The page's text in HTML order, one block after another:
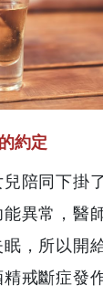
約定
陪同下掛
異常，醫
，所以開
戒斷症發